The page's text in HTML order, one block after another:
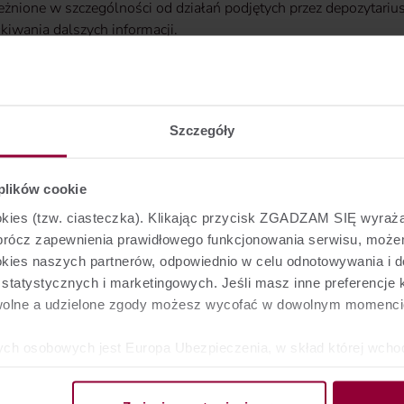
Szczegóły
cookie
(tzw. ciasteczka). Klikając przycisk ZGADZAM SIĘ
zapewnienia prawidłowego funkcjonowania serwisu,
naszych partnerów, odpowiednio w celu odnotowywania i
i marketingowych. Jeśli masz inne preferencje
a udzielone zgody możesz wycofać w dowolnym
osobowych jest Europa Ubezpieczenia, w skład której
w szczególności od działań podjętych przez
dalszych informacji.
pod linkiem:
Dla Partnerów O nas